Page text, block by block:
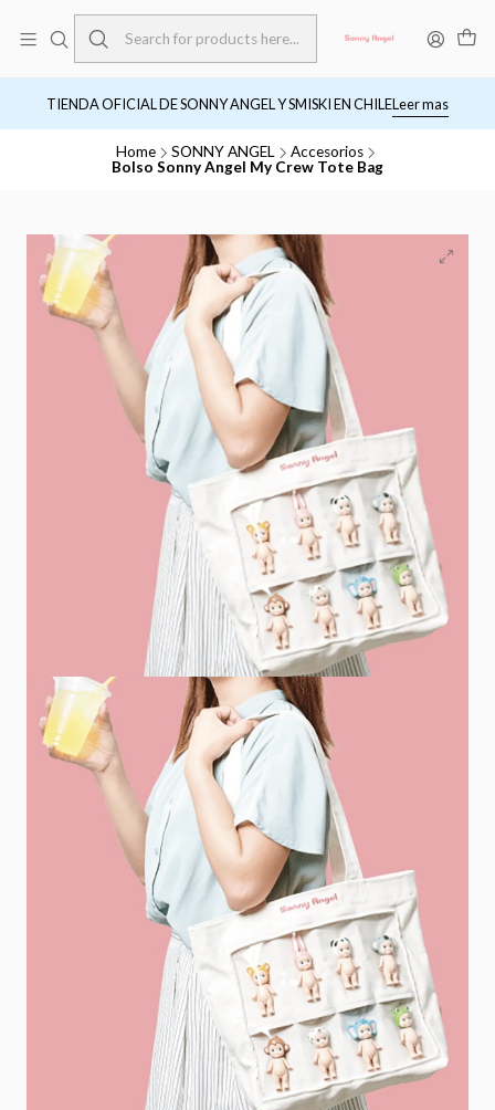
TIENDA OFICIAL DE SONNY ANGEL Y SMISKI EN CHILELeer mas
Home SONNY ANGEL
Accesorios
Bolso Sonny Angel My Crew Tote Bag